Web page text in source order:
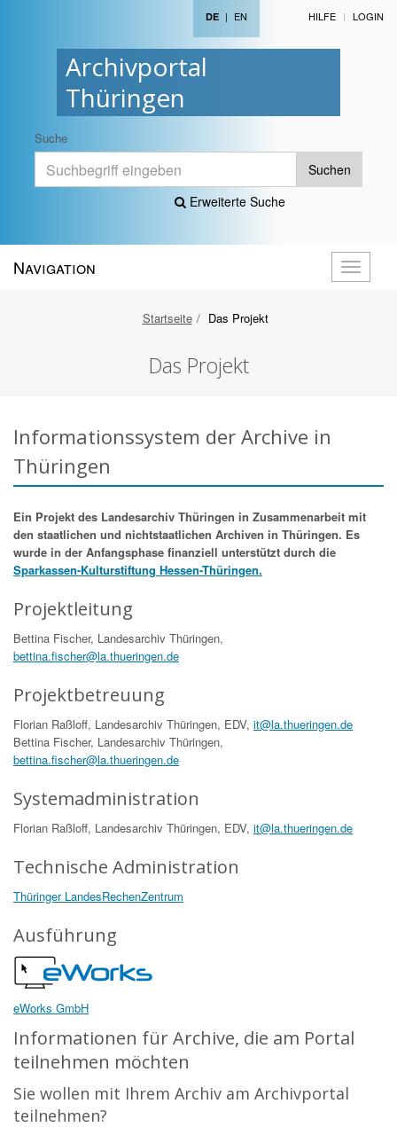
Archivportal
Thüringen
DE | EN HILFE LOGIN
Suche
Suchen
Erweiterte Suche
öffnen
Navigation
Startseite Das Projekt
Das Projekt
Informationssystem der Archive in
Thüringen
Ein Projekt des Landesarchiv Thüringen in Zusammenarbeit mit
den staatlichen und nichtstaatlichen Archiven in Thüringen. Es
wurde in der Anfangsphase finanziell unterstützt durch die
Sparkassen-Kulturstiftung Hessen-Thüringen.
Projektleitung
Bettina Fischer, Landesarchiv Thüringen,
bettina.fischer@la.thueringen.de
Projektbetreuung
Florian Raßloff, Landesarchiv Thüringen, EDV, it@la.thueringen.de
Bettina Fischer, Landesarchiv Thüringen,
bettina.fischer@la.thueringen.de
Systemadministration
Florian Raßloff, Landesarchiv Thüringen, EDV, it@la.thueringen.de
Technische Administration
Thüringer LandesRechenZentrum
Ausführung
eWorks GmbH
Informationen für Archive, die am Portal
teilnehmen möchten
Sie wollen mit Ihrem Archiv am Archivportal
teilnehmen?